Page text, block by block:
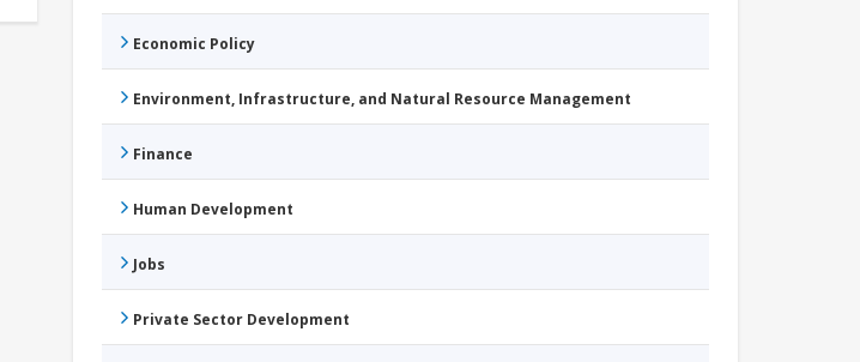
Economic Policy
Environment, Infrastructure, and Natural Resource Management
Finance
Human Development
Jobs
Private Sector Development